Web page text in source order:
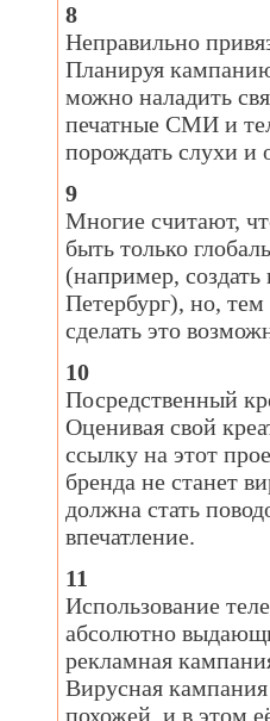
8
Неправильно
Планируя
можно наладить
печатные СМИ и
порождать слухи и
9
Многие считают,
быть только
(например,
Петербург), но,
сделать это
10
Посредственный
Оценивая свой
ссылку на этот
бренда не станет
должна стать
впечатление.
11
Использование
абсолютно
рекламная
Вирусная
похожей, и в этом